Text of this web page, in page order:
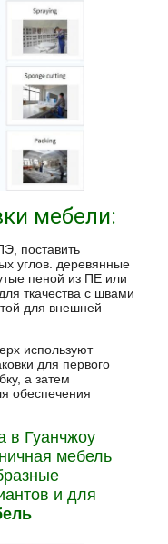
мебели:
поставить
углов. деревянные
пеной из ПЕ или
ткачества с швами
для внешней
используют
для первого
а затем
обеспечения
в Гуанчжоу
мебель
и для